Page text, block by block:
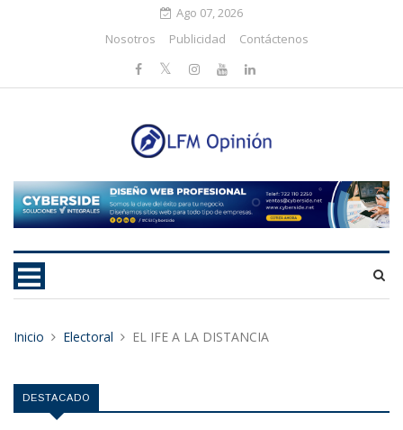
Ago 07, 2026
Nosotros
Publicidad Contáctenos
Inicio Electoral EL IFE A LA DISTANCIA
DESTACADO